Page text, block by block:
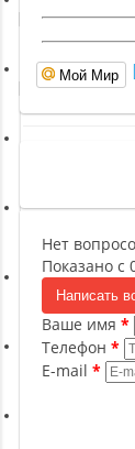
Йога и
Бокс и
Прочее
Ремни, Пояса
Мой Мир
Нет
Показано с
Написать
Ваше имя
Телефон
E-mail